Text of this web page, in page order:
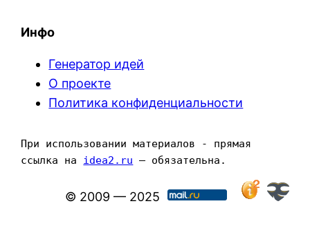
Инфо
Генератор идей
О проекте
Политика конфиденциальности
При использовании материалов - прямая
ссылка на idea2.ru — обязательна.
© 2009 — 2025